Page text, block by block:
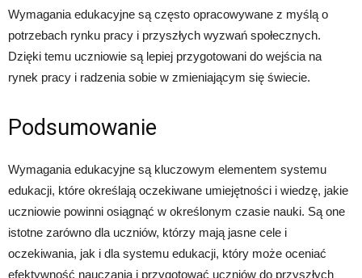
Wymagania edukacyjne są często opracowywane z myślą o
potrzebach rynku pracy i przyszłych wyzwań społecznych.
Dzięki temu uczniowie są lepiej przygotowani do wejścia na
rynek pracy i radzenia sobie w zmieniającym się świecie.
Podsumowanie
Wymagania edukacyjne są kluczowym elementem systemu
edukacji, które określają oczekiwane umiejętności i wiedzę, jakie
uczniowie powinni osiągnąć w określonym czasie nauki. Są one
istotne zarówno dla uczniów, którzy mają jasne cele i
oczekiwania, jak i dla systemu edukacji, który może oceniać
efektywność nauczania i przygotować uczniów do przyszłych